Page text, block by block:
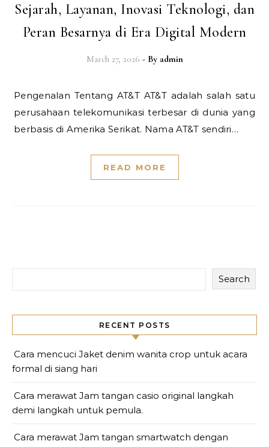
Sejarah, Layanan, Inovasi Teknologi, dan
Peran Besarnya di Era Digital Modern
March 27, 2026 - By admin
Pengenalan Tentang AT&T AT&T adalah salah satu
perusahaan telekomunikasi terbesar di dunia yang
berbasis di Amerika Serikat. Nama AT&T sendiri…
READ MORE
Search
RECENT POSTS
Cara mencuci Jaket denim wanita crop untuk acara
formal di siang hari
Cara merawat Jam tangan casio original langkah
demi langkah untuk pemula.
Cara merawat Jam tangan smartwatch dengan